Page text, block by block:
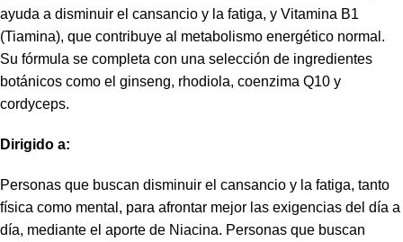
ayuda a disminuir el cansancio y la fatiga, y Vitamina B1
(Tiamina), que contribuye al metabolismo energético normal.
Su fórmula se completa con una selección de ingredientes
botánicos como el ginseng, rhodiola, coenzima Q10 y
cordyceps.
Dirigido a:
Personas que buscan disminuir el cansancio y la fatiga, tanto
física como mental, para afrontar mejor las exigencias del día a
día, mediante el aporte de Niacina. Personas que buscan